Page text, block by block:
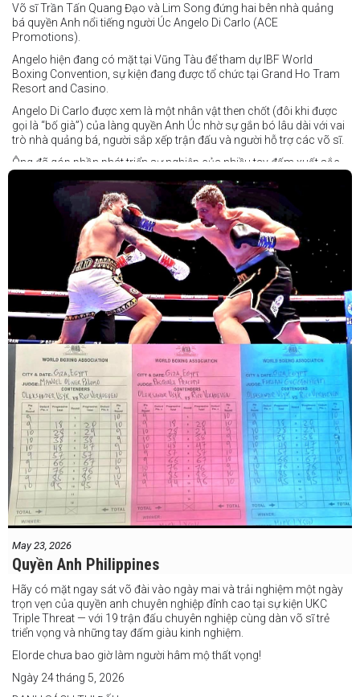
Võ sĩ Trần Tấn Quang Đạo và Lim Song đứng hai bên nhà quảng
bá quyền Anh nổi tiếng người Úc Angelo Di Carlo (ACE
Promotions).
Angelo hiện đang có mặt tại Vũng Tàu để tham dự IBF World
Boxing Convention, sự kiện đang được tổ chức tại Grand Ho Tram
Resort and Casino.
Angelo Di Carlo được xem là một nhân vật then chốt (đôi khi được
gọi là “bố già”) của làng quyền Anh Úc nhờ sự gắn bó lâu dài với vai
trò nhà quảng bá, người sắp xếp trận đấu và người hỗ trợ các võ sĩ.
Ông đã góp phần phát triển sự nghiệp của nhiều tay đấm xuất sắc,
May 23, 2026
Quyền Anh Philippines
Hãy có mặt ngay sát võ đài vào ngày mai và trải nghiệm một ngày
trọn vẹn của quyền anh chuyên nghiệp đỉnh cao tại sự kiện UKC
Triple Threat — với 19 trận đấu chuyên nghiệp cùng dàn võ sĩ trẻ
triển vọng và những tay đấm giàu kinh nghiệm.
Elorde chưa bao giờ làm người hâm mộ thất vọng!
Ngày 24 tháng 5, 2026